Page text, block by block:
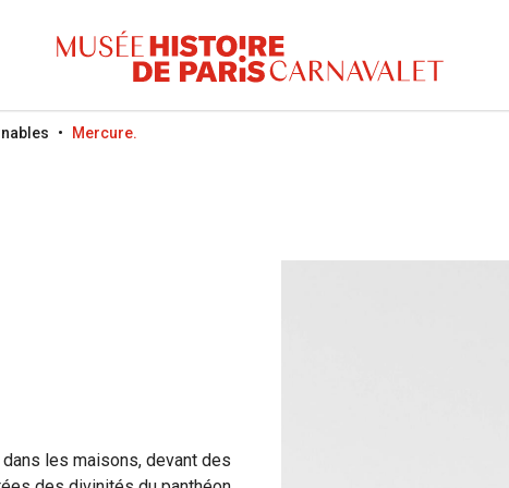
Mercure.
les maisons, devant des